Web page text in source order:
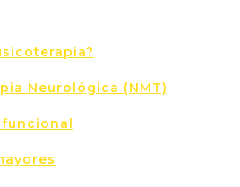
Neurológica (NMT)